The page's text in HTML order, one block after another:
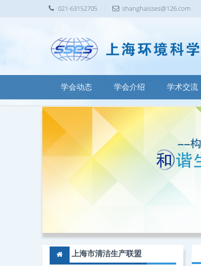
021-63152705 shanghaisses@126.com
学会动态 学会介绍 学术交流
上海市清洁生产联盟